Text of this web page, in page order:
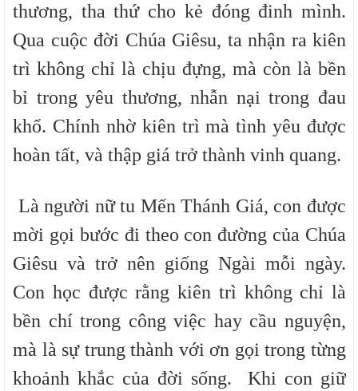
thương, tha thứ cho kẻ đóng đinh mình.
Qua cuộc đời Chúa Giêsu, ta nhận ra kiên
trì không chỉ là chịu đựng, mà còn là bền
bỉ trong yêu thương, nhẫn nại trong đau
khổ. Chính nhờ kiên trì mà tình yêu được
hoàn tất, và thập giá trở thành vinh quang.
Là người nữ tu Mến Thánh Giá, con được
mời gọi bước đi theo con đường của Chúa
Giêsu và trở nên giống Ngài mỗi ngày.
Con học được rằng kiên trì không chỉ là
bền chí trong công việc hay cầu nguyện,
mà là sự trung thành với ơn gọi trong từng
khoảnh khắc của đời sống. Khi con giữ